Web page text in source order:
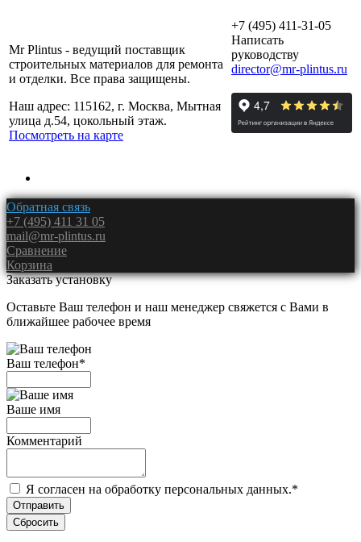
Mr Plintus - ведущий поставщик
строительных материалов для ремонта
и отделки. Все права защищены.
Наш адрес: 115162, г. Москва, Мытная
улица д.54, цокольный этаж.
Посмотреть на карте
+7 (495) 411-31-05
Написать
руководству
director@mr-plintus.ru
Обратная связь
+7 (495) 411 31 05
mail@mr-plintus.ru
Сравнение
Корзина
Заказать установку
Оставьте Ваш телефон и наш менеджер свяжется с Вами в
ближайшее рабочее время
Ваш телефон*
Ваше имя
Комментарий
Я согласен на обработку персональных данных.*